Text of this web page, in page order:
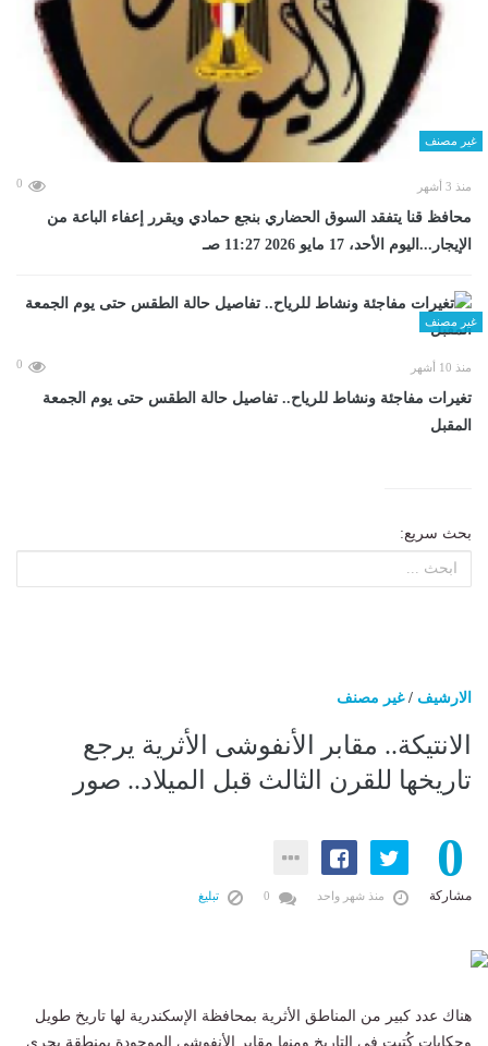
غير مصنف
منذ 3 أشهر 0
محافظ قنا يتفقد السوق الحضاري بنجع حمادي ويقرر إعفاء الباعة من
الإيجار...اليوم الأحد، 17 مايو 2026 11:27 صـ
غير مصنف
منذ 10 أشهر 0
تغيرات مفاجئة ونشاط للرياح.. تفاصيل حالة الطقس حتى يوم الجمعة
المقبل
بحث سريع:
الارشيف /غير مصنف
الانتيكة.. مقابر الأنفوشى الأثرية يرجع
تاريخها للقرن الثالث قبل الميلاد.. صور
0
مشاركة منذ شهر واحد تبليغ
هناك عدد كبير من المناطق الأثرية بمحافظة الإسكندرية لها تاريخ طويل
وحكايات كُتبت فى التاريخ ومنها مقابر الأنفوشى الموجودة بمنطقة بحرى